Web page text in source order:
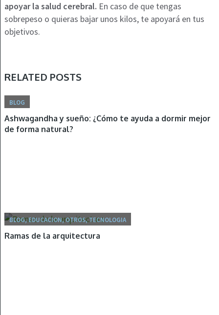
apoyar la salud cerebral. En caso de que tengas
sobrepeso o quieras bajar unos kilos, te apoyará en tus
objetivos.
RELATED POSTS
BLOG
Ashwagandha y sueño: ¿Cómo te ayuda a dormir mejor
de forma natural?
BLOG, EDUCACION, OTROS, TECNOLOGIA
Ramas de la arquitectura